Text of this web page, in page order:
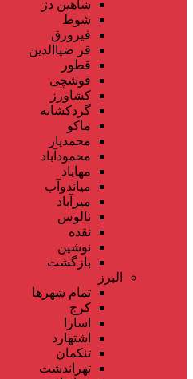
شاهین دژ
شوط
فیرورق
قر ضیاالدین
قطور
قوشچی
کشاورز
گردکشانه
ماکو
محمدیار
محمودآباد
مهاباد
میاندوآب
میرآباد
نالوس
نقده
نوشین
بازگشت
البرز
تمام شهر‌ها
کرج
اسارا
اشتهارد
تنکمان
تهراندشت